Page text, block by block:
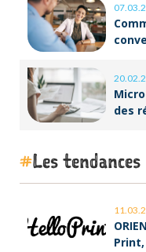
des
Les tendances